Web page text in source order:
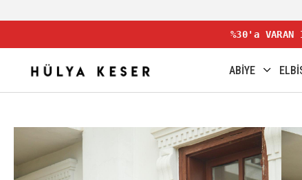
%30'a VARAN
ABİYE